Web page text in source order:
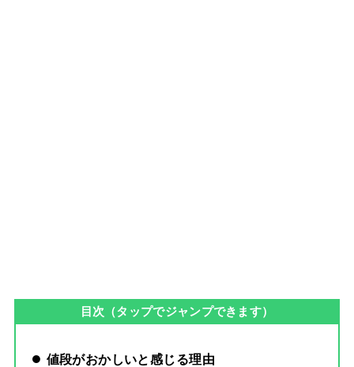
目次（タップでジャンプできます）
値段がおかしいと感じる理由